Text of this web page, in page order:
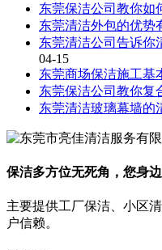
东莞保洁公司教你如
东莞清洁外包的优势
东莞清洁公司告诉你
04-15
东莞商场保洁施工基
东莞保洁公司教你复
东莞清洁玻璃幕墙的
保洁多方位无死角，您身
主要提供工厂保洁、小区
户信赖。